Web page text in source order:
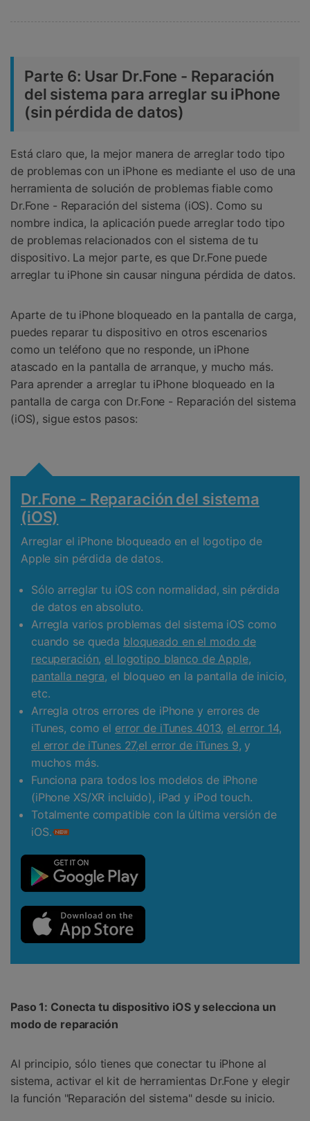
Parte 6: Usar Dr.Fone - Reparación
del sistema para arreglar su iPhone
(sin pérdida de datos)
Está claro que, la mejor manera de arreglar todo tipo
de problemas con un iPhone es mediante el uso de una
herramienta de solución de problemas fiable como
Dr.Fone - Reparación del sistema (iOS). Como su
nombre indica, la aplicación puede arreglar todo tipo
de problemas relacionados con el sistema de tu
dispositivo. La mejor parte, es que Dr.Fone puede
arreglar tu iPhone sin causar ninguna pérdida de datos.
Aparte de tu iPhone bloqueado en la pantalla de carga,
puedes reparar tu dispositivo en otros escenarios
como un teléfono que no responde, un iPhone
atascado en la pantalla de arranque, y mucho más.
Para aprender a arreglar tu iPhone bloqueado en la
pantalla de carga con Dr.Fone - Reparación del sistema
(iOS), sigue estos pasos:
Dr.Fone - Reparación del sistema
(iOS)
Arreglar el iPhone bloqueado en el logotipo de
Apple sin pérdida de datos.
Sólo arreglar tu iOS con normalidad, sin pérdida
de datos en absoluto.
Arregla varios problemas del sistema iOS como
cuando se queda bloqueado en el modo de
recuperación, el logotipo blanco de Apple,
pantalla negra, el bloqueo en la pantalla de inicio,
etc.
Arregla otros errores de iPhone y errores de
iTunes, como el error de iTunes 4013, el error 14,
el error de iTunes 27,el error de iTunes 9, y
muchos más.
Funciona para todos los modelos de iPhone
(iPhone XS/XR incluido), iPad y iPod touch.
Totalmente compatible con la última versión de
iOS.
Paso 1: Conecta tu dispositivo iOS y selecciona un
modo de reparación
Al principio, sólo tienes que conectar tu iPhone al
sistema, activar el kit de herramientas Dr.Fone y elegir
la función "Reparación del sistema" desde su inicio.